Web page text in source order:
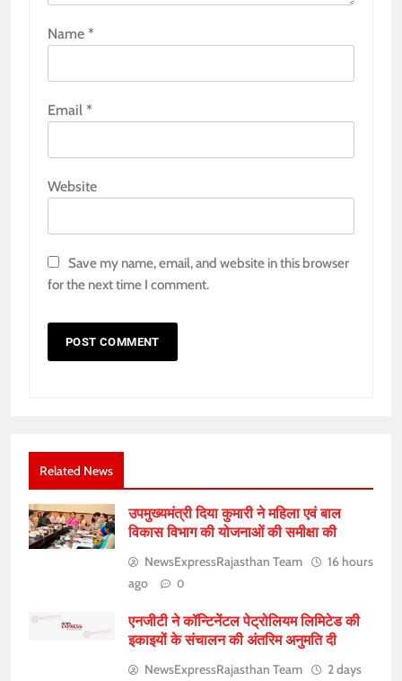
Name *
Email *
Website
Save my name, email, and website in this browser
for the next time I comment.
Related News
उपमुख्यमंत्री दिया कुमारी ने महिला एवं बाल
विकास विभाग की योजनाओं की समीक्षा की
NewsExpressRajasthan Team
16 hours
ago
0
एनजीटी ने कॉन्टिनेंटल पेट्रोलियम लिमिटेड की
इकाइयों के संचालन की अंतरिम अनुमति दी
NewsExpressRajasthan Team 2 days